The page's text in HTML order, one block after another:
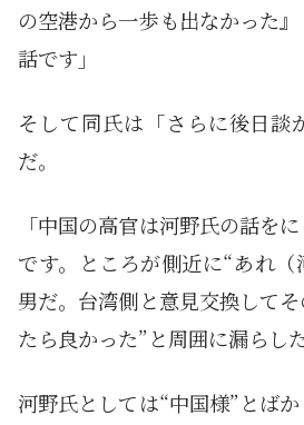
の空港から一歩も出なかった
話です」
そして同氏は「さらに後日談
だ。
「中国の高官は河野氏の話を
です。ところが側近に“あれ
男だ。台湾側と意見交換して
たら良かった”と周囲に漏らし
河野氏としては“中国様”とば